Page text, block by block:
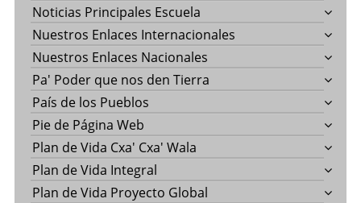
Noticias Principales Escuela
Nuestros Enlaces Internacionales
Nuestros Enlaces Nacionales
Pa' Poder que nos den Tierra
País de los Pueblos
Pie de Página Web
Plan de Vida Cxa' Cxa' Wala
Plan de Vida Integral
Plan de Vida Proyecto Global